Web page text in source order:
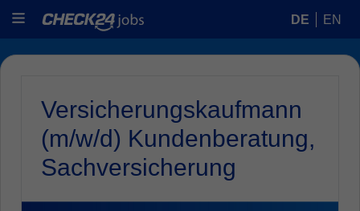
DE EN
Versicherungskaufmann
(m/w/d) Kundenberatung,
Sachversicherung